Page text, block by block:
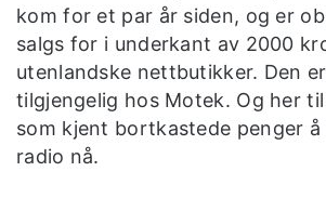
kom for et par år siden, og er
salgs for i underkant av 2000
utenlandske nettbutikker. Den
tilgjengelig hos Motek. Og her
som kjent bortkastede penger å
radio nå.